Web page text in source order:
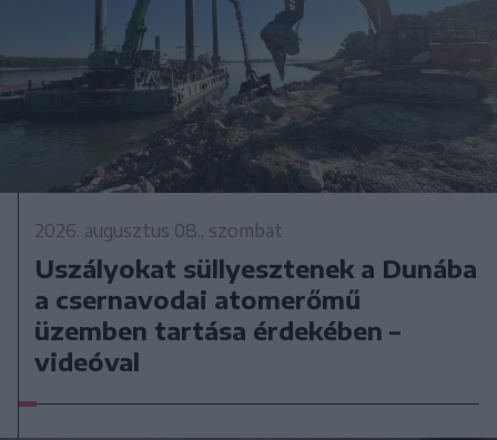
2026. augusztus 08., szombat
Uszályokat süllyesztenek a Dunába
a csernavodai atomerőmű
üzemben tartása érdekében –
videóval